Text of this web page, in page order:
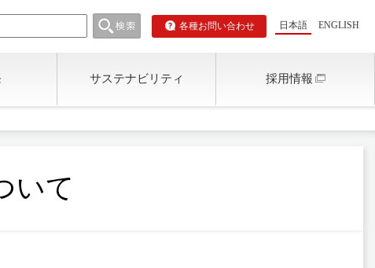
各種お問い合わせ 日本語 ENGLISH
サステナビリティ 採用情報
いて